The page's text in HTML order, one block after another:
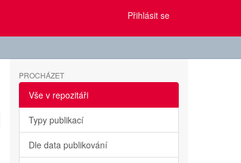
Přihlásit se
PROCHÁZET
Vše v repozitáři
Typy publikací
Dle data publikování